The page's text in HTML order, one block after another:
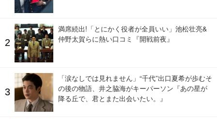
満席続出!「とにかく役者が全員いい」池松壮亮&
仲野太賀らに熱い口コミ『開戦前夜』
「涙なしでは見れません」“千代”出口夏希が歩むそ
の後の物語、井之脇海がキーパーソン『あの星が
降る丘で、君とまた出会いたい。』